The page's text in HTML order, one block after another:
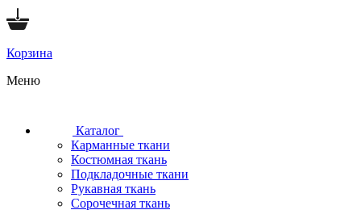
Корзина
Меню
Каталог
Карманные ткани
Костюмная ткань
Подкладочные ткани
Рукавная ткань
Сорочечная ткань